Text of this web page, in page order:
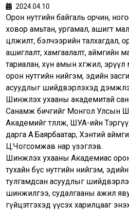
2024.04.10
Орон нутгийн байгаль орчин,
ховор амьтан, ургамал, ашигт
цөлжилт, бэлчээрийн талхагдал,
ашиглалт, хамгаалалт, аймгийн
тариалан, хүн амын хөгжил,
орон нутгийн нийгэм, эдийн
асуудлыг шийдвэрлэхэд
Шинжлэх ухааны академитай
Санамж бичгийг Монгол Улсын
Академийг төлөөлж, ШУА-ийн
дарга А.Баярбаатар, Хэнтий
Ц.Чогсомжав нар үзэглэв.
Шинжлэх ухааны Академиас орон
тухайн бүс нутгийн нийгэм, эдийн
тулгамдсан асуудлыг
шинжилгээ, судалгааны ажил
гүйцэтгэхэд үүсэх харилцааг